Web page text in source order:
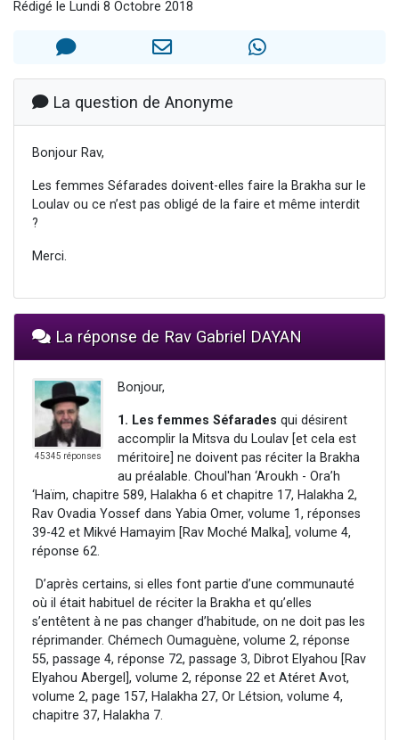
Il reste 49 places pour étudier en groupe sur Zoom
12 nouvelles musiques dans Torah-Box Music
2 personnes viennent de nous rejoindre sur WhatsApp
Rédigé le Lundi 8 Octobre 2018
La question de Anonyme
Bonjour Rav,
Les femmes Séfarades doivent-elles faire la Brakha sur le
Loulav ou ce n’est pas obligé de la faire et même interdit
?
Merci.
La réponse de Rav Gabriel DAYAN
45345 réponses
Bonjour,
1. Les femmes Séfarades qui désirent
accomplir la Mitsva du Loulav [et cela est
méritoire] ne doivent pas réciter la Brakha
au préalable. Choul'han ‘Aroukh - Ora’h
‘Haïm, chapitre 589, Halakha 6 et chapitre 17, Halakha 2,
Rav Ovadia Yossef dans Yabia Omer, volume 1, réponses
39-42 et Mikvé Hamayim [Rav Moché Malka], volume 4,
réponse 62.
D’après certains, si elles font partie d’une communauté
où il était habituel de réciter la Brakha et qu’elles
s’entêtent à ne pas changer d’habitude, on ne doit pas les
réprimander. Chémech Oumaguène, volume 2, réponse
55, passage 4, réponse 72, passage 3, Dibrot Elyahou [Rav
Elyahou Abergel], volume 2, réponse 22 et Atéret Avot,
volume 2, page 157, Halakha 27, Or Létsion, volume 4,
chapitre 37, Halakha 7.